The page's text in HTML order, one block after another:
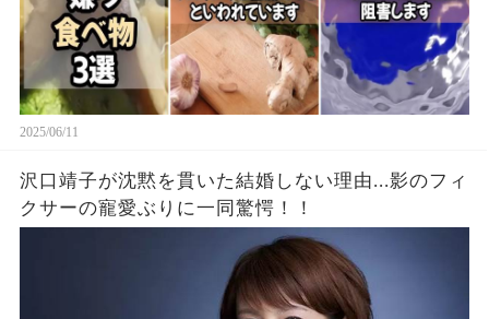
2025/06/11
沢口靖子が沈黙を貫いた結婚しない理由...影のフィ
クサーの寵愛ぶりに一同驚愕！！